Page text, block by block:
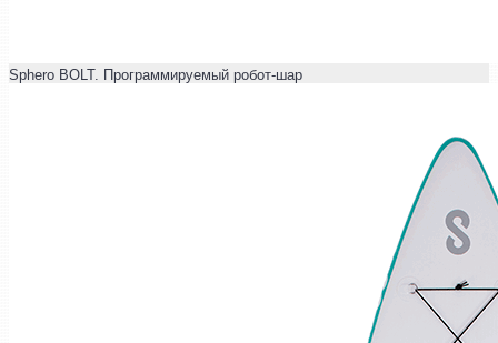
Sphero BOLT. Программируемый робот-шар